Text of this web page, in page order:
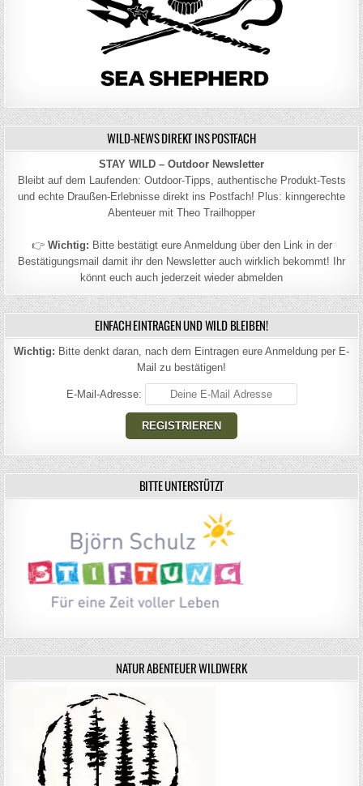
WILD-NEWS DIREKT INS POSTFACH
STAY WILD – Outdoor Newsletter
Bleibt auf dem Laufenden: Outdoor-Tipps, authentische Produkt-Tests
und echte Draußen-Erlebnisse direkt ins Postfach! Plus: kinngerechte
Abenteuer mit Theo Trailhopper
👉 Wichtig: Bitte bestätigt eure Anmeldung über den Link in der
Bestätigungsmail damit ihr den Newsletter auch wirklich bekommt! Ihr
könnt euch auch jederzeit wieder abmelden
EINFACH EINTRAGEN UND WILD BLEIBEN!
Wichtig: Bitte denkt daran, nach dem Eintragen eure Anmeldung per E-
Mail zu bestätigen!
E-Mail-Adresse:
BITTE UNTERSTÜTZT
NATUR ABENTEUER WILDWERK